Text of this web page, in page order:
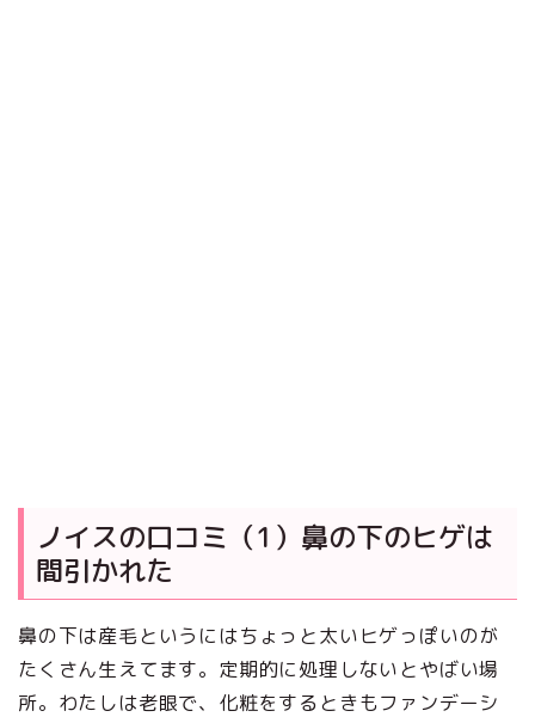
ノイスの口コミ（1）鼻の下のヒゲは
間引かれた
鼻の下は産毛というにはちょっと太いヒゲっぽいのが
たくさん生えてます。定期的に処理しないとやばい場
所。わたしは老眼で、化粧をするときもファンデーシ